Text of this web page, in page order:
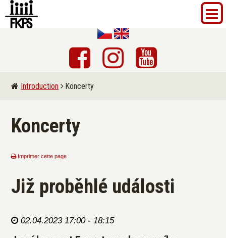
Introduction Koncerty
Koncerty
Imprimer cette page
Již proběhlé události
02.04.2023 17:00 - 18:15